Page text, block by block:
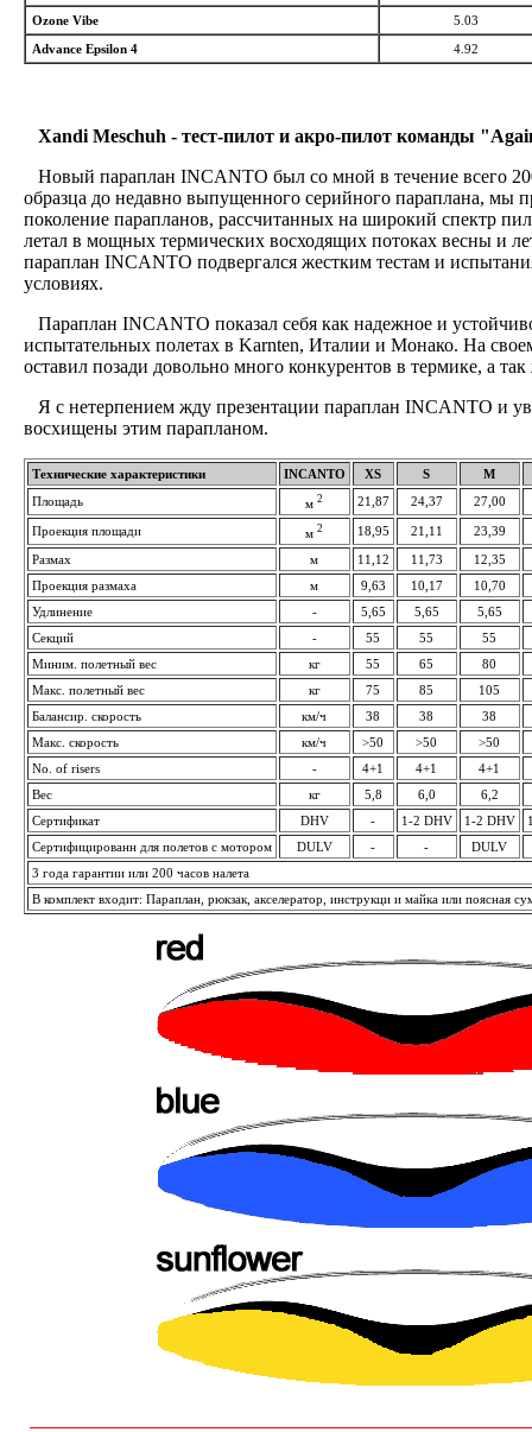
Ozone Vibe
5.03
Advance Epsilon 4
4.92
Xandi Meschuh - тест-пилот и акро-пилот команды
Новый параплан INCANTO был со мной в течение всего
образца до недавно выпущенного серийного параплана, мы
поколение парапланов, рассчитанных на широкий спектр
летал в мощных термических восходящих потоках весны и
параплан INCANTO подвергался жестким тестам и
условиях.
Параплан INCANTO показал себя как надежное и
испытательных полетах в Karnten, Италии и Монако. На
оставил позади довольно много конкурентов в термике, а так
Я с нетерпением жду презентации параплан INCANTO и
восхищены этим парапланом.
Технические характеристики INCANTO XS S
M
Площадь
м2 21,87 24,37 27,00
Проекция площади м2 18,95 21,11
23,39
Размах
м 11,12 11,73
12,35
Проекция размаха
м 9,63 10,17
10,70
Удлинение
- 5,65 5,65
5,65
Секций
- 55 55
55
Миним. полетный вес
кг 55 65
80
Макс. полетный вес
кг 75 85
105
Балансир. скорость
км/ч 38 38
38
Макс. скорость
км/ч >50 >50
>50
No. of risers
- 4+1 4+1
4+1
Вес
кг 5,8 6,0
6,2
Сертификат
DHV - 1-2 DHV 1-2 DHV
Сертифицированн для полетов с мотором
DULV - -
DULV
3 года гарантии или 200 часов налета
В комплект входит: Параплан, рюкзак, акселератор, инструкци и майка или поясная